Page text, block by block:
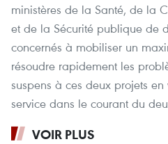
ministères de la Santé, de la
et de la Sécurité publique de
concernés à mobiliser un
résoudre rapidement les
suspens à ces deux projets
service dans le courant du
VOIR PLUS